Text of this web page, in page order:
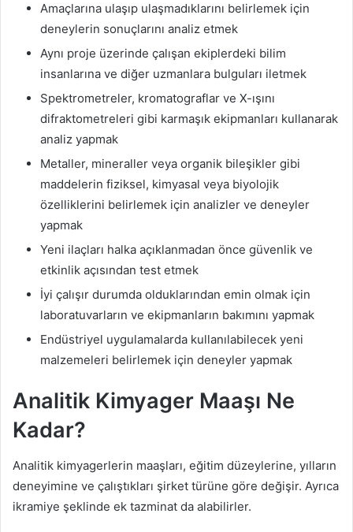
Amaçlarına ulaşıp ulaşmadıklarını belirlemek için
deneylerin sonuçlarını analiz etmek
Aynı proje üzerinde çalışan ekiplerdeki bilim
insanlarına ve diğer uzmanlara bulguları iletmek
Spektrometreler, kromatograflar ve X-ışını
difraktometreleri gibi karmaşık ekipmanları kullanarak
analiz yapmak
Metaller, mineraller veya organik bileşikler gibi
maddelerin fiziksel, kimyasal veya biyolojik
özelliklerini belirlemek için analizler ve deneyler
yapmak
Yeni ilaçları halka açıklanmadan önce güvenlik ve
etkinlik açısından test etmek
İyi çalışır durumda olduklarından emin olmak için
laboratuvarların ve ekipmanların bakımını yapmak
Endüstriyel uygulamalarda kullanılabilecek yeni
malzemeleri belirlemek için deneyler yapmak
Analitik Kimyager Maaşı Ne
Kadar?
Analitik kimyagerlerin maaşları, eğitim düzeylerine, yılların
deneyimine ve çalıştıkları şirket türüne göre değişir. Ayrıca
ikramiye şeklinde ek tazminat da alabilirler.